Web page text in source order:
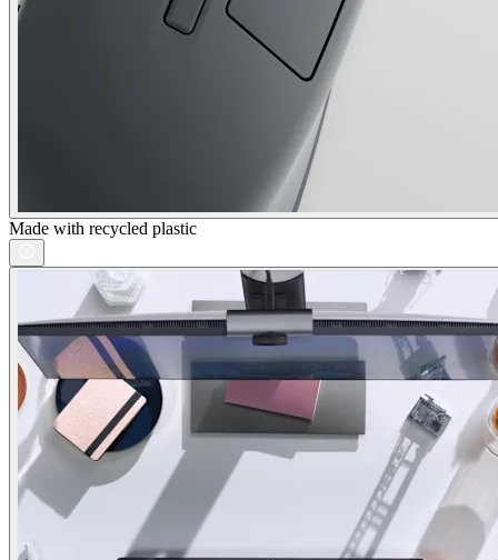
Made with recycled plastic